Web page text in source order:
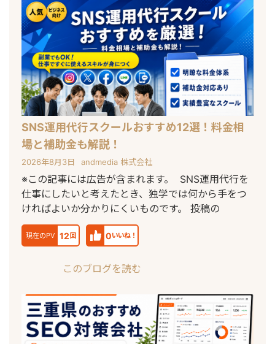
SNS運用代行スクールおすすめ12選！料金相
場と補助金も解説！
2026年8月3日 andmedia 株式会社
現在のPV 12 回 0いいね！
※この記事には広告が含まれます。 SNS運用代行を
仕事にしたいと考えたとき、独学では何から手をつ
ければよいか分かりにくいものです。 投稿の
このブログを読む